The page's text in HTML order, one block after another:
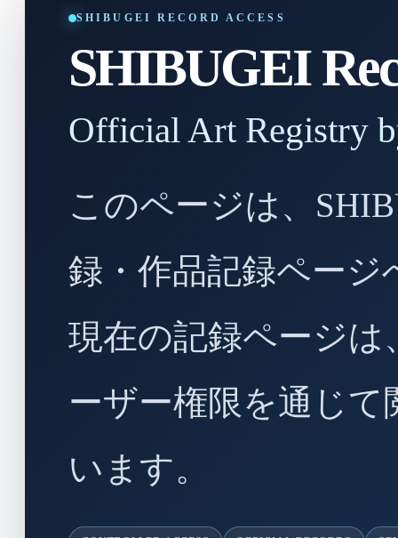
SHIBUGEI RECORD ACCESS
SHIBUGEI
Official Art Registry
このページは、
録・作品記録ペー
現在の記録ページは
ーザー権限を通じ
います。